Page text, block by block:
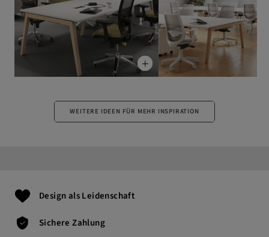
WEITERE IDEEN FÜR MEHR INSPIRATION
Design als Leidenschaft
Sichere Zahlung